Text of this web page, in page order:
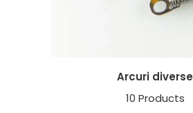
Arcuri diverse
10 Products